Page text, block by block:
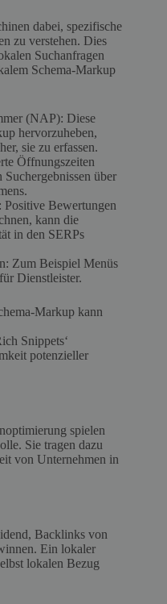
dabei, spezifische
zu verstehen. Dies
Suchanfragen
Schema-Markup
(NAP): Diese
hervorzuheben,
sie zu erfassen.
Öffnungszeiten
über
Positive Bewertungen
kann die
in den SERPs
Zum Beispiel Menüs
Dienstleister.
Markup kann
Snippets‘
potenzieller
spielen
Sie tragen dazu
von Unternehmen in
Backlinks von
Ein lokaler
lokalen Bezug